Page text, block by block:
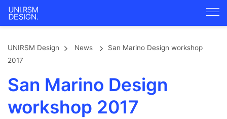
UNIRSM Design News
San Marino Design workshop
2017
San Marino Design
workshop 2017